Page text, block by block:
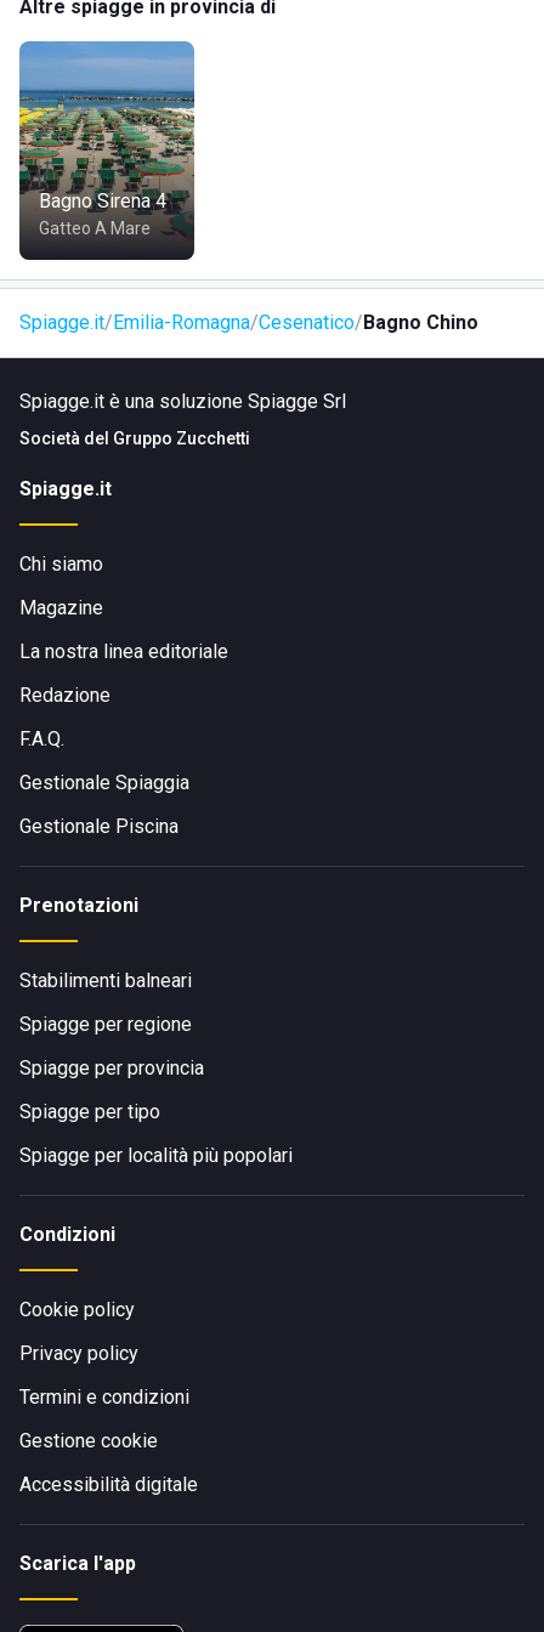
all'assenza di barriere architettoniche.
Altre spiagge in provincia di
Bagno Sirena 4
Gatteo A Mare
Spiagge.it Emilia-Romagna Cesenatico Bagno Chino
Spiagge.it è una soluzione Spiagge Srl
Società del Gruppo Zucchetti
Spiagge.it
Chi siamo
Magazine
La nostra linea editoriale
Redazione
F.A.Q.
Gestionale Spiaggia
Gestionale Piscina
Prenotazioni
Stabilimenti balneari
Spiagge per regione
Spiagge per provincia
Spiagge per tipo
Spiagge per località più popolari
Condizioni
Cookie policy
Privacy policy
Termini e condizioni
Gestione cookie
Accessibilità digitale
Scarica l'app